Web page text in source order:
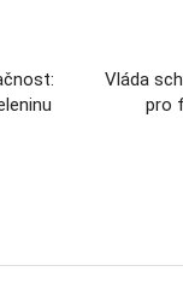
Vláda
pro